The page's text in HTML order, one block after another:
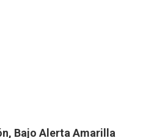
Bajo Alerta Amarilla